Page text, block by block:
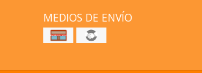
MEDIOS DE ENVÍO